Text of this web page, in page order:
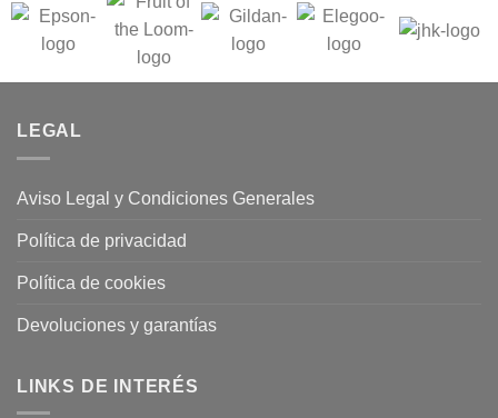
LEGAL
Aviso Legal y Condiciones Generales
Política de privacidad
Política de cookies
Devoluciones y garantías
LINKS DE INTERÉS